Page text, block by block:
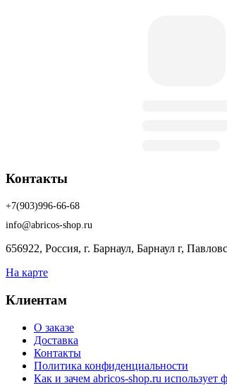
Контакты
+7(903)996-66-68
info@abricos-shop.ru
656922, Россия, г. Барнаул, Барнаул г,
На карте
Клиентам
О заказе
Доставка
Контакты
Политика конфиденциальности
Как и зачем abricos-shop.ru использует